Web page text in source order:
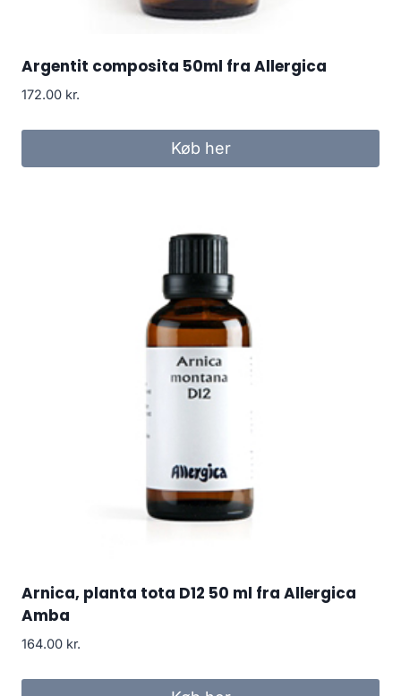
Argentit composita 50ml fra Allergica
172.00 kr.
Køb her
Arnica, planta tota D12 50 ml fra Allergica
Amba
164.00 kr.